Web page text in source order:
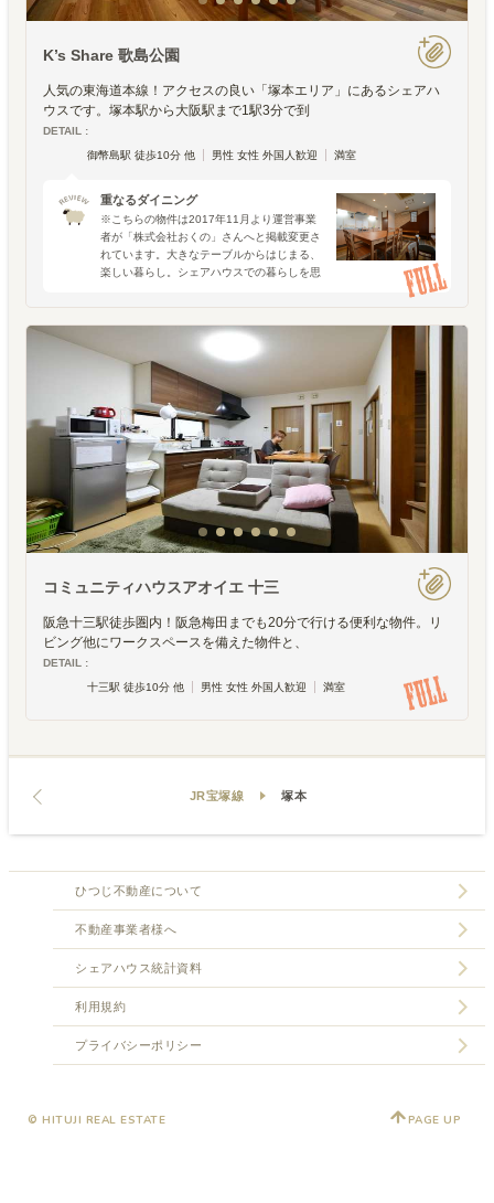
K’s Share 歌島公園
人気の東海道本線！アクセスの良い「塚本エリア」にあるシェアハ
ウスです。塚本駅から大阪駅まで1駅3分で到
DETAIL :
御幣島駅 徒歩10分 他
男性 女性 外国人歓迎 満室
重なるダイニング
※こちらの物件は2017年11月より運営事業
者が「株式会社おくの」さんへと掲載変更さ
れています。大きなテーブルからはじまる、
楽しい暮らし。シェアハウスでの暮らしを思
ングテーブルでの出来事です。ピザや鍋の食
事会だったり、週
コミュニティハウスアオイエ 十三
阪急十三駅徒歩圏内！阪急梅田までも20分で行ける便利な物件。リ
ビング他にワークスペースを備えた物件と、
DETAIL :
十三駅 徒歩10分 他
男性 女性 外国人歓迎 満室
JR宝塚線 塚本
ひつじ不動産について
不動産事業者様へ
シェアハウス統計資料
利用規約
プライバシーポリシー
© HITUJI REAL ESTATE PAGE UP